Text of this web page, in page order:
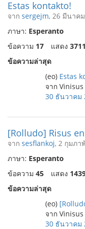
Estas kontakto!
จาก sergejm, 26 มีนาค
ภาษา: Esperanto
ข้อความ 17 แสดง
ข้อความล่าสุด
(eo) Estas
จาก Vinisus
30 ธันวาคม
[Rolludo] Risus
จาก sesflankoj, 2 กุมภา
ภาษา: Esperanto
ข้อความ 45 แสดง
ข้อความล่าสุด
(eo)
จาก Vinisus
30 ธันวาคม